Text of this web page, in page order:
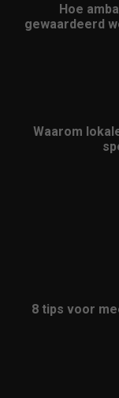
Hoe
gewaardeerd
Waarom
8 tips voor